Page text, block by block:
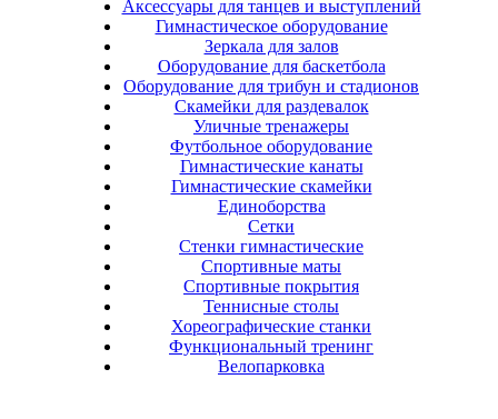
Аксессуары для танцев и выступлений
Гимнастическое оборудование
Зеркала для залов
Оборудование для баскетбола
Оборудование для трибун и стадионов
Скамейки для раздевалок
Уличные тренажеры
Футбольное оборудование
Гимнастические канаты
Гимнастические скамейки
Единоборства
Сетки
Стенки гимнастические
Спортивные маты
Спортивные покрытия
Теннисные столы
Хореографические станки
Функциональный тренинг
Велопарковка